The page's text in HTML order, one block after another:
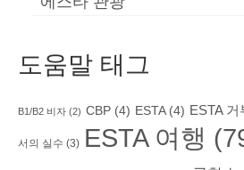
도움말 태그
B1/B2 비자 (2) CBP (4) ESTA(4) ESTA 거
서의 실수 (3) ESTA 여행